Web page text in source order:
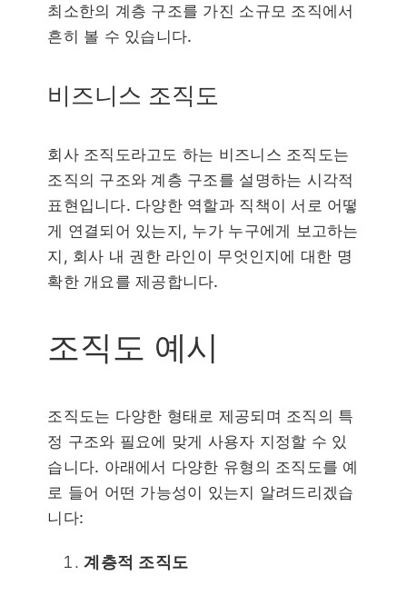
최소한의 계층 구조를 가진 소규모 조직에서
흔히 볼 수 있습니다.
비즈니스 조직도
회사 조직도라고도 하는 비즈니스 조직도는
조직의 구조와 계층 구조를 설명하는 시각적
표현입니다. 다양한 역할과 직책이 서로 어떻
게 연결되어 있는지, 누가 누구에게 보고하는
지, 회사 내 권한 라인이 무엇인지에 대한 명
확한 개요를 제공합니다.
조직도 예시
조직도는 다양한 형태로 제공되며 조직의 특
정 구조와 필요에 맞게 사용자 지정할 수 있
습니다. 아래에서 다양한 유형의 조직도를 예
로 들어 어떤 가능성이 있는지 알려드리겠습
니다:
계층적 조직도